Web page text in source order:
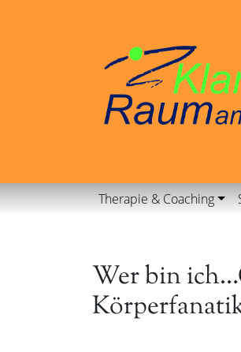
Therapie & Coaching
Wer bin